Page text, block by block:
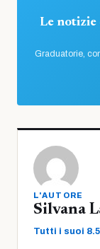
Le notizie
Graduatorie,
L'AUTORE
Silvana
Tutti i suoi